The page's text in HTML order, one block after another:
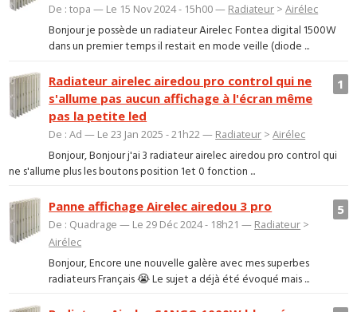
De : topa — Le 15 Nov 2024 - 15h00 — Radiateur >Airélec
Bonjour je possède un radiateur Airelec Fontea digital 1500W
dans un premier temps il restait en mode veille (diode ...
1
Radiateur airelec airedou pro control qui ne
s'allume pas aucun affichage à l'écran même
pas la petite led
De : Ad — Le 23 Jan 2025 - 21h22 — Radiateur >Airélec
Bonjour, Bonjour j'ai 3 radiateur airelec airedou pro control qui
ne s'allume plus les boutons position 1et 0 fonction ...
5
Panne affichage Airelec airedou 3 pro
De : Quadrage — Le 29 Déc 2024 - 18h21 — Radiateur >
Airélec
Bonjour, Encore une nouvelle galère avec mes superbes
radiateurs Français 😭 Le sujet a déjà été évoqué mais ...